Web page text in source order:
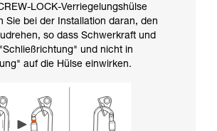
LOCK-Verriegelungshülse
Sie bei der Installation daran, den
so dass Schwerkraft und
und nicht in
auf die Hülse einwirken.